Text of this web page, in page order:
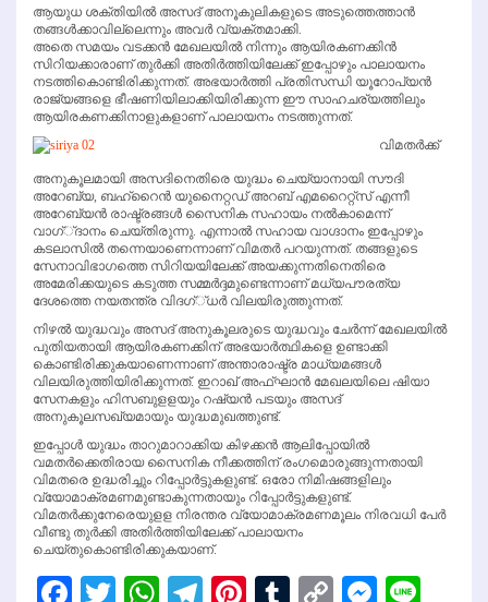
ആയുധ ശക്തിയില്‍ അസദ് അനൂകുലികളുടെ അടുത്തെത്താന്‍
തങ്ങള്‍ക്കാവില്ലെന്നും അവര്‍ വ്യക്തമാക്കി.
അതെ സമയം വടക്കന്‍ മേഖലയില്‍ നിന്നും ആയിരകണക്കിന്‍
സിറിയക്കാരാണ് തുര്‍ക്കി അതിര്‍ത്തിയിലേക്ക് ഇപ്പോഴും പാലായനം
നടത്തികൊണ്ടിരിക്കുന്നത്. അഭയാര്‍ത്തി പ്രതിസന്ധി യൂറോപ്യന്‍
രാജ്യങ്ങളെ ഭീഷണിയിലാക്കിയിരിക്കുന്ന ഈ സാഹചര്യത്തിലും
ആയിരകണക്കിനാളുകളാണ് പാലായനം നടത്തുന്നത്.
വിമതര്‍ക്ക്
അനുകൂലമായി അസദിനെതിരെ യുദ്ധം ചെയ്യാനായി സൗദി
അറേബ്യ, ബഹ്‌റൈന്‍ യുനൈറ്റഡ് അറബ് എമറൈറ്റ്‌സ് എന്നീ
അറേബ്യന്‍ രാഷ്ട്രങ്ങള്‍ സൈനിക സഹായം നല്‍കാമെന്ന്
വാഗ്്ദാനം ചെയ്തിരുന്നു. എന്നാല്‍ സഹായ വാഗ്ദാനം ഇപ്പോഴും
കടലാസില്‍ തന്നെയാണെന്നാണ് വിമതര്‍ പറയുന്നത്. തങ്ങളുടെ
സേനാവിഭാഗത്തെ സിറിയയിലേക്ക് അയക്കുന്നതിനെതിരെ
അമേരിക്കയുടെ കടുത്ത സമ്മര്‍ദ്ദമുണ്ടെന്നാണ് മധ്യപൗരത്യ
ദേശത്തെ നയതന്ത്ര വിദഗ്്ധര്‍ വിലയിരുത്തുന്നത്.
നിഴല്‍ യുദ്ധവും അസദ് അനുകൂലരുടെ യുദ്ധവും ചേര്‍ന്ന് മേഖലയില്‍
പുതിയതായി ആയിരകണക്കിന് അഭയാര്‍ത്ഥികളെ ഉണ്ടാക്കി
കൊണ്ടിരിക്കുകയാണെന്നാണ് അന്താരാഷ്ട്ര മാധ്യമങ്ങള്‍
വിലയിരുത്തിയിരിക്കുന്നത്. ഇറാഖ് അഫ്ഘാന്‍ മേഖലയിലെ ഷിയാ
സേനകളും ഹിസബുളളയും റഷ്യന്‍ പടയും അസദ്
അനുകൂലസഖ്യമായും യുദ്ധമുഖത്തുണ്ട്.
ഇപ്പോള്‍ യുദ്ധം താറുമാറാക്കിയ കിഴക്കന്‍ ആലിപ്പോയില്‍
വമതര്‍ക്കെതിരായ സൈനിക നീക്കത്തിന് രംഗമൊരുങ്ങുന്നതായി
വിമതരെ ഉദ്ധരിച്ചും റിപ്പോര്‍ട്ടുകളുണ്ട്. ഒരോ നിമിഷങ്ങളിലും
വ്യോമാക്രമണമുണ്ടാകുന്നതായും റിപ്പോര്‍ട്ടുകളുണ്ട്.
വിമതര്‍ക്കുനേരെയുളള നിരന്തര വ്യോമാക്രമണമൂലം നിരവധി പേര്‍
വീണ്ടു തുര്‍ക്കി അതിര്‍ത്തിയിലേക്ക് പാലായനം
ചെയ്തുകൊണ്ടിരിക്കുകയാണ്.
Facebook
TwitterWhatsApp
Telegram
Pinterest
Tumblr
Copy